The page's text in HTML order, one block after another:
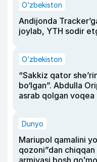
O‘zbekiston
Andijonda
joylab, YTH sodir
O‘zbekiston
“Sakkiz qator
bo‘lgan”. Abdulla
asrab qolgan voqea
Dunyo
Mariupol qamalini
qozoni”dan